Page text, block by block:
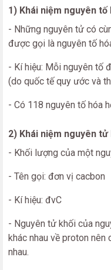
1) Khái niệm nguyên tố
- Những nguyên tử có
được gọi là nguyên tố
- Kí hiệu: Mỗi nguyên tố
(do quốc tế quy ước và
- Có 118 nguyên tố hóa
2) Khái niệm nguyên tử
- Khối lượng của một
- Tên gọi: đơn vị cacbon
- Kí hiệu: đvC
- Nguyên tử khối của
khác nhau về proton
nhau.